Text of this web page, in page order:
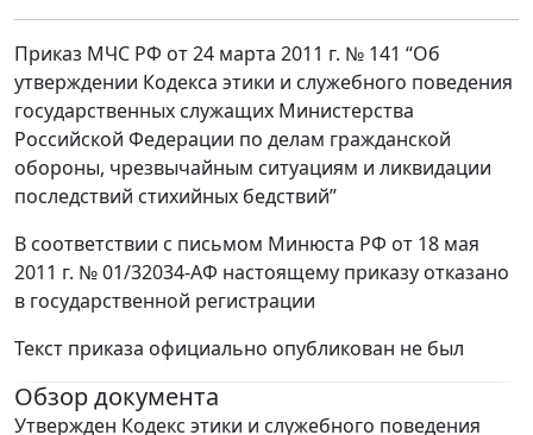
Приказ МЧС РФ от 24 марта 2011 г. № 141 “Об
утверждении Кодекса этики и служебного поведения
государственных служащих Министерства
Российской Федерации по делам гражданской
обороны, чрезвычайным ситуациям и ликвидации
последствий стихийных бедствий”
В соответствии с письмом Минюста РФ от 18 мая
2011 г. № 01/32034-АФ настоящему приказу отказано
в государственной регистрации
Текст приказа официально опубликован не был
Обзор документа
Утвержден Кодекс этики и служебного поведения